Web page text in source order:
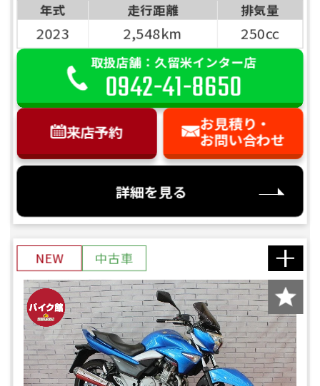
年式 走行距離 排気量
2023 2,548km 250cc
取扱店舗：久留米インター店
0942-41-8650
来店予約
お見積り・
お問い合わせ
詳細を見る
NEW 中古車